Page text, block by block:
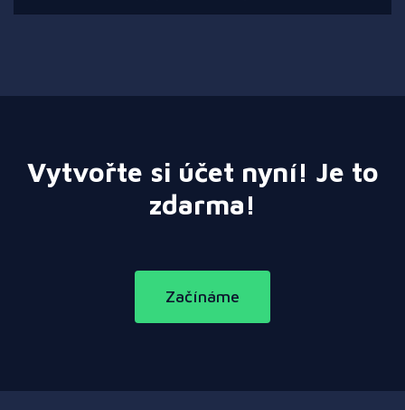
Vytvořte si účet nyní! Je to
zdarma!
Začínáme